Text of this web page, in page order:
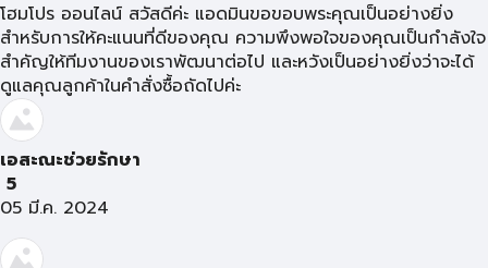
โฮมโปร ออนไลน์ สวัสดีค่ะ แอดมินขอขอบพระคุณเป็นอย่างยิ่ง
สำหรับการให้คะแนนที่ดีของคุณ ความพึงพอใจของคุณเป็นกำลังใจ
สำคัญให้ทีมงานของเราพัฒนาต่อไป และหวังเป็นอย่างยิ่งว่าจะได้
ดูแลคุณลูกค้าในคำสั่งซื้อถัดไปค่ะ
เอสะณะช่วยรักษา
5
05 มี.ค. 2024